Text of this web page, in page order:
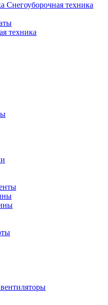
Снегоуборочная техника
техника